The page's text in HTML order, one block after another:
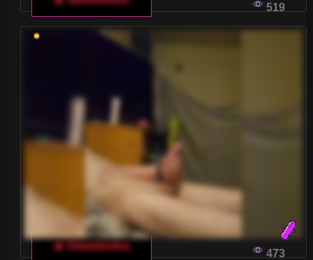
519
🔥 DimaSexIva
473